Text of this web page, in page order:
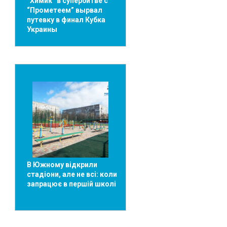
“Прометеем” вырвал
путевку в финал Кубка
Украины
В Южному відкрили
стадіони, але не всі: коли
запрацює в першій школі